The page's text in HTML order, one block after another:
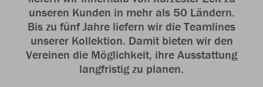
unseren Kunden in mehr als 50 Ländern.
Bis zu fünf Jahre liefern wir die Teamlines
unserer Kollektion. Damit bieten wir den
Vereinen die Möglichkeit, ihre Ausstattung
langfristig zu planen.